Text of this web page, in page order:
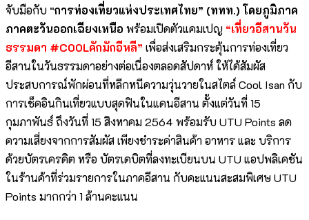
จับมือกับ “การท่องเที่ยวแห่งประเทศไทย” (ททท.) โดยภูมิภาค
ภาคตะวันออกเฉียงเหนือ พร้อมเปิดตัวแคมเปญ “เที่ยวอีสานวัน
ธรรมดา #COOLคักมักอีหลี” เพื่อส่งเสริมกระตุ้นการท่องเที่ยว
อีสานในวันธรรมดาอย่างต่อเนื่องตลอดสัปดาห์ ให้ได้สัมผัส
ประสบการณ์พักผ่อนที่หลีกหนีความวุ่นวายในสไตล์ Cool Isan กับ
การเช็คอินกินเที่ยวแบบสุดฟินในแดนอีสาน ตั้งแต่วันที่ 15
กุมภาพันธ์ ถึงวันที่ 15 สิงหาคม 2564 พร้อมรับ UTU Points ลด
ความเสี่ยงจากการสัมผัส เพียงชำระค่าสินค้า อาหาร และ บริการ
ด้วยบัตรเครดิต หรือ บัตรเดบิตที่ลงทะเบียนบน UTU แอปพลิเคชัน
ในร้านค้าที่ร่วมรายการในภาคอีสาน กับคะแนนสะสมพิเศษ UTU
Points มากกว่า 1 ล้านคะแนน